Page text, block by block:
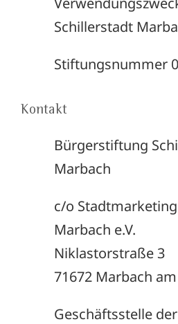
Schillerstadt
Stiftungsnummer
Kontakt
Bürgerstiftung
Marbach
c/o
Marbach e.V.
Niklastorstraße 3
71672 Marbach
Geschäftsstelle